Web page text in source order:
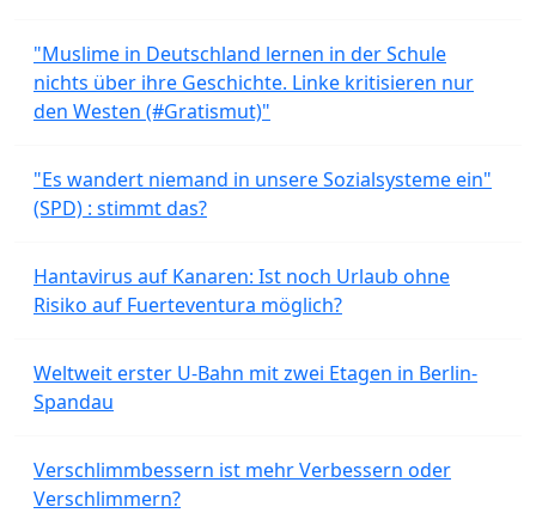
"Muslime in Deutschland lernen in der Schule
nichts über ihre Geschichte. Linke kritisieren nur
den Westen (#Gratismut)"
"Es wandert niemand in unsere Sozialsysteme ein"
(SPD) : stimmt das?
Hantavirus auf Kanaren: Ist noch Urlaub ohne
Risiko auf Fuerteventura möglich?
Weltweit erster U-Bahn mit zwei Etagen in Berlin-
Spandau
Verschlimmbessern ist mehr Verbessern oder
Verschlimmern?